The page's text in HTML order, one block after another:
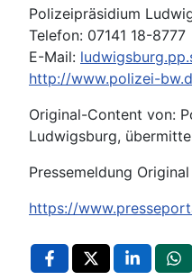
Polizeipräsidium
Telefon: 07141 18-8777
E-Mail:
http://www.polizei-
Original-Content von:
Ludwigsburg,
Pressemeldung
https://